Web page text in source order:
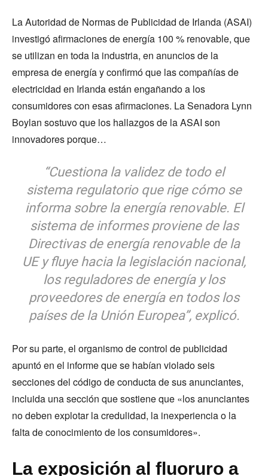
La Autoridad de Normas de Publicidad de Irlanda (ASAI)
investigó afirmaciones de energía 100 % renovable, que
se utilizan en toda la industria, en anuncios de la
empresa de energía y confirmó que las compañías de
electricidad en Irlanda están engañando a los
consumidores con esas afirmaciones. La Senadora Lynn
Boylan sostuvo que los hallazgos de la ASAI son
innovadores porque…
“Cuestiona la validez de todo el
sistema regulatorio que rige cómo se
informa sobre la energía renovable. El
sistema de informes proviene de las
Directivas de energía renovable de la
UE y fluye hacia la legislación nacional,
los reguladores de energía y los
proveedores de energía en todos los
países de la Unión Europea”, explicó.
Por su parte, el organismo de control de publicidad
apuntó en el informe que se habían violado seis
secciones del código de conducta de sus anunciantes,
incluida una sección que sostiene que «los anunciantes
no deben explotar la credulidad, la inexperiencia o la
falta de conocimiento de los consumidores».
La exposición al fluoruro a